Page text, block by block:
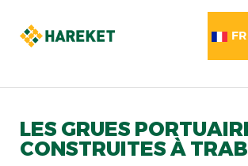
FR
LES GRUES
CONSTRUITES À